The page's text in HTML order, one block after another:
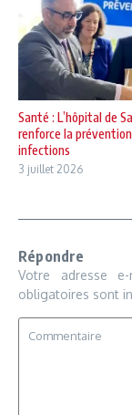
Santé : L’hôpital de
renforce la
infections
3 juillet 2026
Répondre
Votre adresse
obligatoires sont